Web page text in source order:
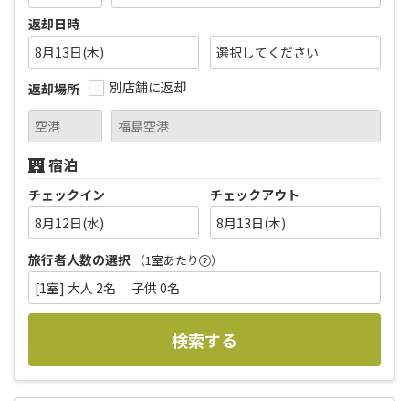
返却日時
8月13日(木)
返却場所
別店舗に返却
宿泊
チェックイン
8月12日(水)
チェックアウト
8月13日(木)
旅行者人数の選択
（1室あたり ）
[1室] 大人 2名 子供 0名
検索する